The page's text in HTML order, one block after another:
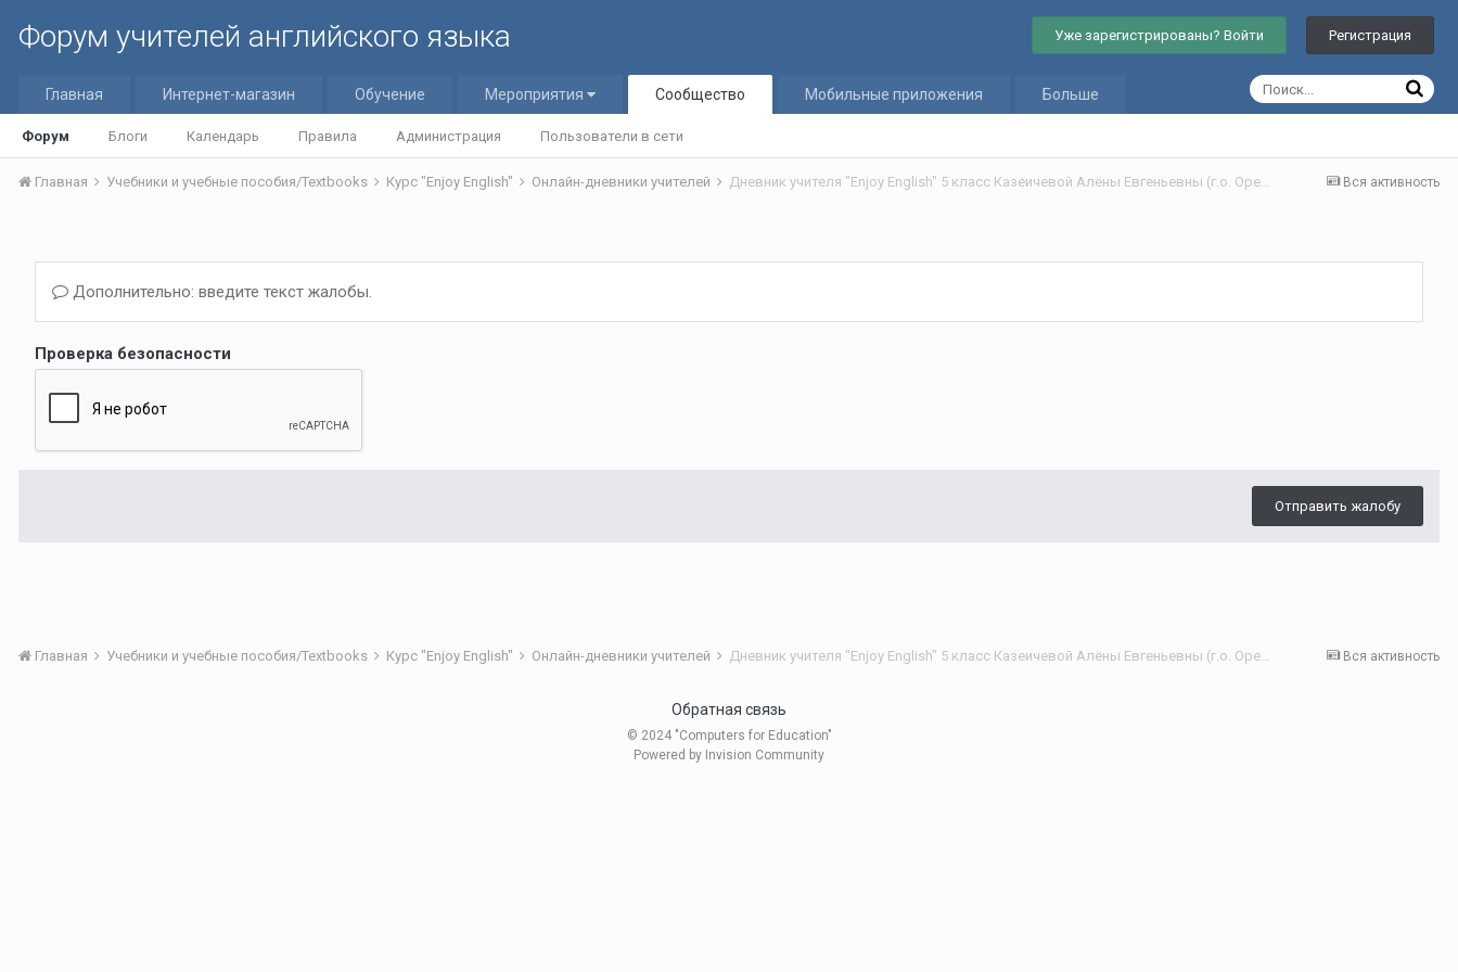
Форум учителей английского языка Уже зарегистрированы? Войти Регистрация
Главная Интернет-магазин Обучение Мероприятия Сообщество
Форум Блоги Календарь Правила Администрация Пользователи в сети
Мобильные приложения Больше
Вся активность
Главная Учебники и учебные пособия/Textbooks Курс "Enjoy English" Онлайн-дневники учителей Дневник учителя "Enjoy English" 5 класс Казеичевой Алёны Евгеньевны (г.о. Орехово-Зуево)
Дополнительно: введите текст жалобы.
Проверка безопасности
Отправить жалобу
Вся активность
Главная Учебники и учебные пособия/Textbooks Курс "Enjoy English" Онлайн-дневники учителей Дневник учителя "Enjoy English" 5 класс Казеичевой Алёны Евгеньевны (г.о. Орехово-Зуево)
Обратная связь
© 2024 "Computers for Education"
Powered by Invision Community